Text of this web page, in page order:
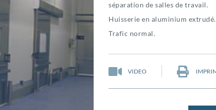
séparation de salles de travail.
Huisserie en aluminium extrudé.
Trafic normal.
VIDEO